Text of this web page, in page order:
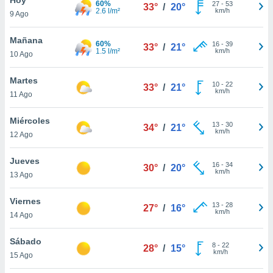
en
más
nuestra
de
cookies
aceptar
9 Ago
60%
2.6 l/m²
33° / 20° 27- 53
km/h
Mañana
10 Ago
60%
1.5 l/m²
33° / 21° 16- 39
km/h
Martes
11 Ago
33° / 21° 10- 22
km/h
Miércoles
12 Ago
34° / 21° 13- 30
km/h
Jueves
13 Ago
30° / 20° 16- 34
km/h
Viernes
14 Ago
27° / 16° 13- 28
km/h
Sábado
15 Ago
28° / 15° 8- 22
km/h